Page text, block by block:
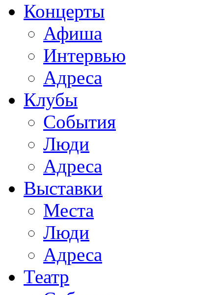
Концерты
Афиша
Интервью
Адреса
Клубы
События
Люди
Адреса
Выставки
Места
Люди
Адреса
Театр